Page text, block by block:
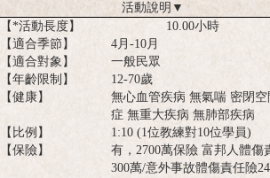
活動說明 ▼
【*活動長度】
10.00小時
【適合季節】
4月-10月
【適合對象】
一般民眾
【年齡限制】
12-70歲
【健康】
無心血管疾病 無氣喘 密閉空
症 無重大疾病 無肺部疾病
【比例】
1:10 (1位教練對10位學員)
【保險】
有，2700萬保險 富邦人體傷
300萬/意外事故體傷責任險